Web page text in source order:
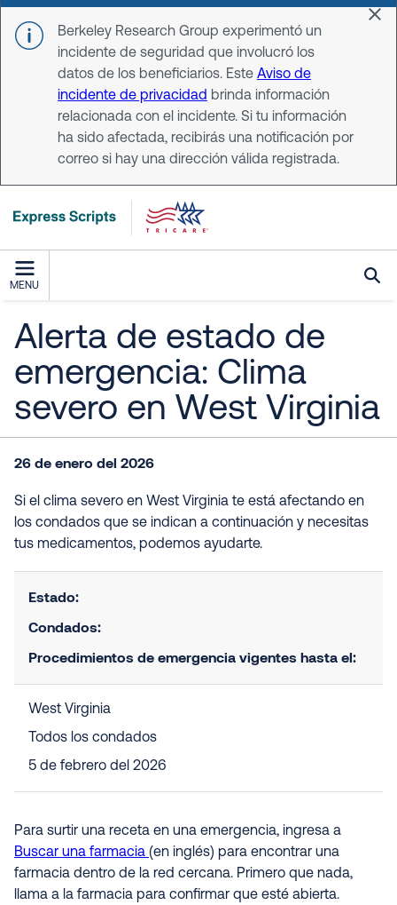
Skip to main content
Berkeley Research Group experimentó un
incidente de seguridad que involucró los
datos de los beneficiarios. Este Aviso de
incidente de privacidad brinda información
relacionada con el incidente. Si tu información
ha sido afectada, recibirás una notificación por
correo si hay una dirección válida registrada.
MENU
Alerta de estado de
emergencia: Clima
severo en West Virginia
26 de enero del 2026
Si el clima severo en West Virginia te está afectando en
los condados que se indican a continuación y necesitas
tus medicamentos, podemos ayudarte.
Estado:
Condados:
Procedimientos de emergencia vigentes hasta el:
West Virginia
Todos los condados
5 de febrero del 2026
Para surtir una receta en una emergencia, ingresa a
Buscar una farmacia (en inglés) para encontrar una
farmacia dentro de la red cercana. Primero que nada,
llama a la farmacia para confirmar que esté abierta.